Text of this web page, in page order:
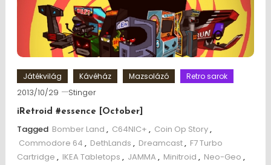
Játékvilág Kávéház Mazsolázó Retro sarok
2013/10/29 Stinger
iRetroid #essence [October]
Tagged Bomber Land , C64NIC+ , Coin Op Story,
Commodore 64 , DethLands , Dreamcast, F7 Turbo
Cartridge , IKEA Tabletops , JAMMA , Minitroid , Neo-Geo ,